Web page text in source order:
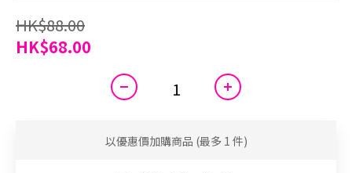
HK$88.00
HK$68.00
以優惠價加購商品 (最多 1 件)